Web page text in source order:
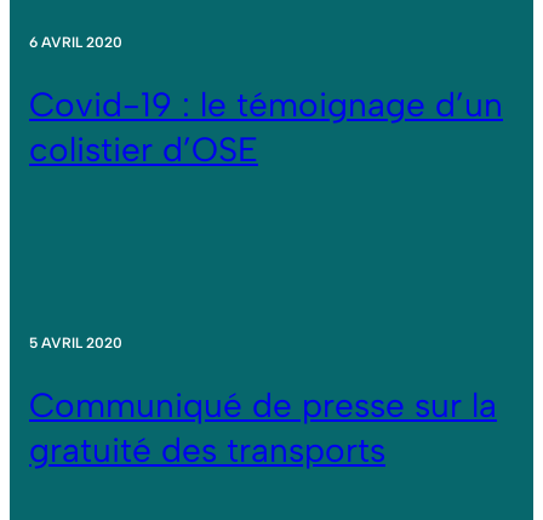
6 AVRIL 2020
Covid-19 : le témoignage d’un
colistier d’OSE
5 AVRIL 2020
Communiqué de presse sur la
gratuité des transports